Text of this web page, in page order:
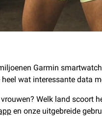
Garmin
wat interessante data
Welk land scoort
en onze uitgebreide